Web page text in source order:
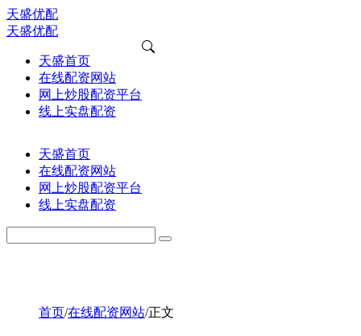
天盛优配
天盛优配
天盛首页
在线配资网站
网上炒股配资平台
线上实盘配资
天盛首页
在线配资网站
网上炒股配资平台
线上实盘配资
首页/在线配资网站/正文